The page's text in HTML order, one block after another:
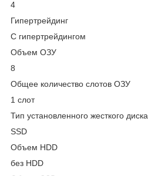
4
Гипертрейдинг
С гипертрейдингом
Объем ОЗУ
8
Общее количество слотов ОЗУ
1 слот
Тип установленного жесткого диска
SSD
Объем HDD
без HDD